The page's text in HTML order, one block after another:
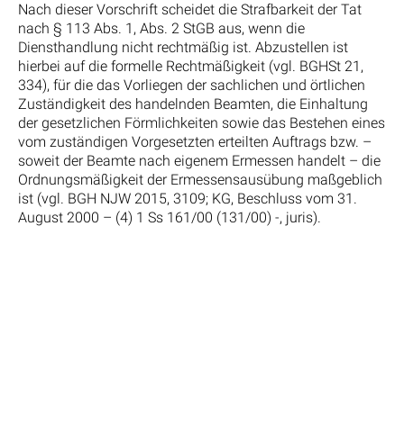
Nach dieser Vorschrift scheidet die Strafbarkeit der Tat
nach § 113 Abs. 1, Abs. 2 StGB aus, wenn die
Diensthandlung nicht rechtmäßig ist. Abzustellen ist
hierbei auf die formelle Rechtmäßigkeit (vgl. BGHSt 21,
334), für die das Vorliegen der sachlichen und örtlichen
Zuständigkeit des handelnden Beamten, die Einhaltung
der gesetzlichen Förmlichkeiten sowie das Bestehen eines
vom zuständigen Vorgesetzten erteilten Auftrags bzw. –
soweit der Beamte nach eigenem Ermessen handelt – die
Ordnungsmäßigkeit der Ermessensausübung maßgeblich
ist (vgl. BGH NJW 2015, 3109; KG, Beschluss vom 31.
August 2000 – (4) 1 Ss 161/00 (131/00) -, juris).